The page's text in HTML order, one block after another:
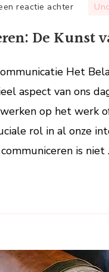
reactie achterop
Kunst
en
Begrip
De Kunst
Het
aspect van ons
op het werk
rol in al onze
is niet